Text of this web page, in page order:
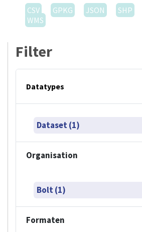
CSV
GPKG JSON SHP
WMS
Filter
Datatypes
Dataset (1)
Organisation
Bolt (1)
Formaten